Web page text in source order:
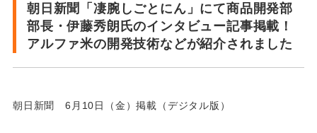
朝日新聞「凄腕しごとにん」にて商品開発部
部長・伊藤秀朗氏のインタビュー記事掲載！
アルファ米の開発技術などが紹介されました
朝日新聞 6月10日（金）掲載（デジタル版）